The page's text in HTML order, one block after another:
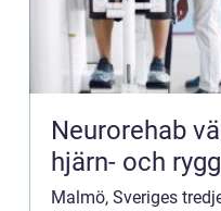
Neurorehab vägen tillbaka efter
hjärn- och
Malmö, Sveriges